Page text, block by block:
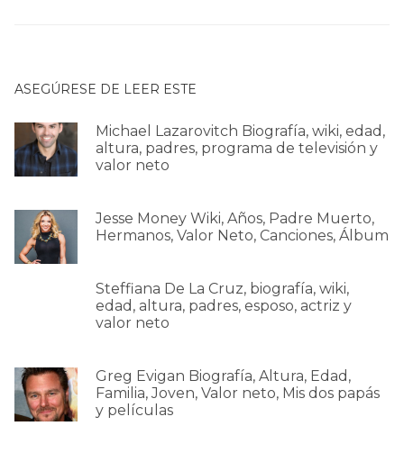
ASEGÚRESE DE LEER ESTE
Michael Lazarovitch Biografía, wiki, edad,
altura, padres, programa de televisión y
valor neto
Jesse Money Wiki, Años, Padre Muerto,
Hermanos, Valor Neto, Canciones, Álbum
Steffiana De La Cruz, biografía, wiki,
edad, altura, padres, esposo, actriz y
valor neto
Greg Evigan Biografía, Altura, Edad,
Familia, Joven, Valor neto, Mis dos papás
y películas